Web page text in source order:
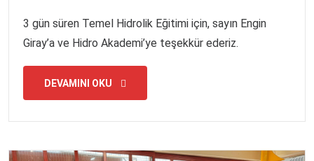
3 gün süren Temel Hidrolik Eğitimi için, sayın Engin
Giray’a ve Hidro Akademi’ye teşekkür ederiz.
DEVAMINI OKU